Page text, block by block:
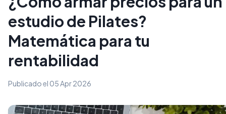
estudio de Pilates?
Matemática para tu
rentabilidad
Publicado el 05 Apr 2026